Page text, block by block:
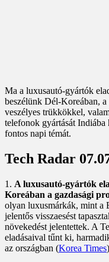
Ma a luxusautó-gyártók
beszélünk Dél-Koreában,
veszélyes trükkökkel,
telefonok gyártását Indiába
fontos napi témát.
Tech Radar
1. A luxusautó-gyártók
Koreában a gazdasági
olyan luxusmárkák, mint a
jelentős visszaesést
növekedést jelentettek. A
eladásaival tűnt ki,
az országban (Korea Times